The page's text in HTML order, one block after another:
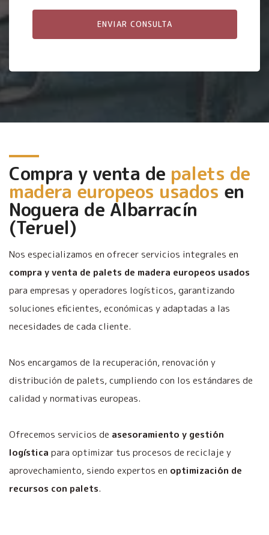
Compra y venta de palets de
madera europeos usados en
Noguera de Albarracín
(Teruel)
Nos especializamos en ofrecer servicios integrales en
compra y venta de palets de madera europeos usados
para empresas y operadores logísticos, garantizando
soluciones eficientes, económicas y adaptadas a las
necesidades de cada cliente.
Nos encargamos de la recuperación, renovación y
distribución de palets, cumpliendo con los estándares de
calidad y normativas europeas.
Ofrecemos servicios de asesoramiento y gestión
logística para optimizar tus procesos de reciclaje y
aprovechamiento, siendo expertos en optimización de
recursos con palets.